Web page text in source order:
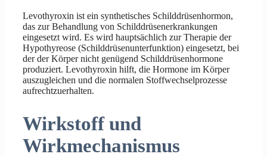
Levothyroxin ist ein synthetisches Schilddrüsenhormon,
das zur Behandlung von Schilddrüsenerkrankungen
eingesetzt wird. Es wird hauptsächlich zur Therapie der
Hypothyreose (Schilddrüsenunterfunktion) eingesetzt, bei
der der Körper nicht genügend Schilddrüsenhormone
produziert. Levothyroxin hilft, die Hormone im Körper
auszugleichen und die normalen Stoffwechselprozesse
aufrechtzuerhalten.
Wirkstoff und
Wirkmechanismus